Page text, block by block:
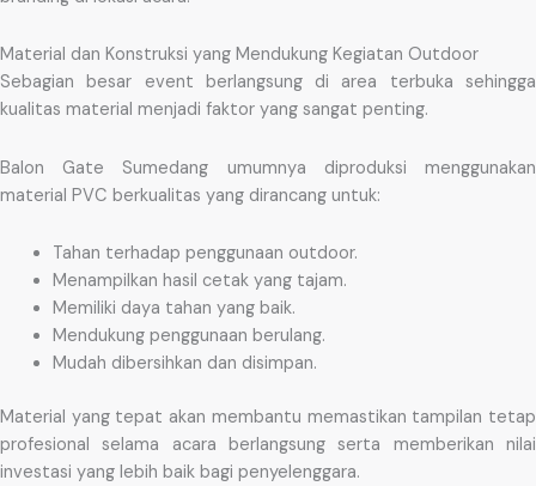
Material dan Konstruksi yang Mendukung Kegiatan Outdoor
Sebagian besar event berlangsung di area terbuka sehingga
kualitas material menjadi faktor yang sangat penting.
Balon Gate Sumedang umumnya diproduksi menggunakan
material PVC berkualitas yang dirancang untuk:
Tahan terhadap penggunaan outdoor.
Menampilkan hasil cetak yang tajam.
Memiliki daya tahan yang baik.
Mendukung penggunaan berulang.
Mudah dibersihkan dan disimpan.
Material yang tepat akan membantu memastikan tampilan tetap
profesional selama acara berlangsung serta memberikan nilai
investasi yang lebih baik bagi penyelenggara.